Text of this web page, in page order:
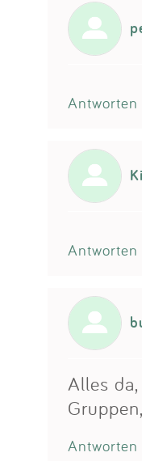
Antworten
Antworten
Alles
Antworten